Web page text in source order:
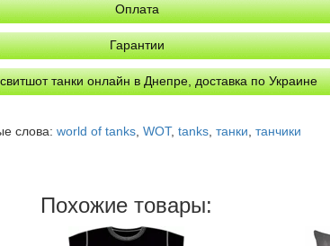
Оплата
Гарантии
танки онлайн в Днепре, доставка по Украине
слова: world of tanks, WOT, tanks, танки танчики
Похожие товары: